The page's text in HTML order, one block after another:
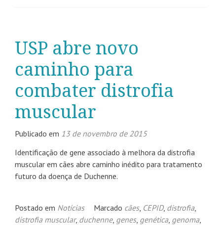
USP abre novo
caminho para
combater distrofia
muscular
Publicado em 13 de novembro de 2015
Identificação de gene associado à melhora da distrofia
muscular em cães abre caminho inédito para tratamento
futuro da doença de Duchenne.
Postado em Notícias Marcado cães, CEPID, distrofia,
distrofia muscular, duchenne, genes, genética, genoma,